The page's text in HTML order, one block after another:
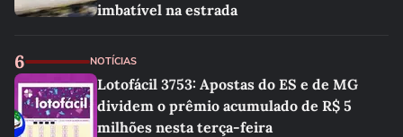
imbatível na estrada
6 NOTÍCIAS
Lotofácil 3753: Apostas do ES e de MG
dividem o prêmio acumulado de R$ 5
milhões nesta terça-feira